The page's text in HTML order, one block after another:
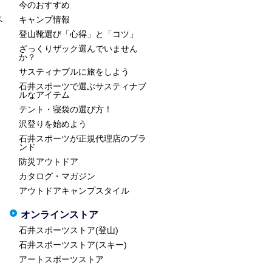
今のおすすめ
キャンプ情報
登山靴選び「心得」と「コツ」
ざっくりザック選んでいません
か？
サスティナブルに旅をしよう
石井スポーツで選ぶサスティナブ
ルなアイテム
テント・寝袋の選び方！
沢登りを始めよう
石井スポーツが正規代理店のブラ
ンド
防災アウトドア
カタログ・マガジン
アウトドアキャンプスタイル
オンラインストア
石井スポーツストア(登山)
石井スポーツストア(スキー)
アートスポーツストア